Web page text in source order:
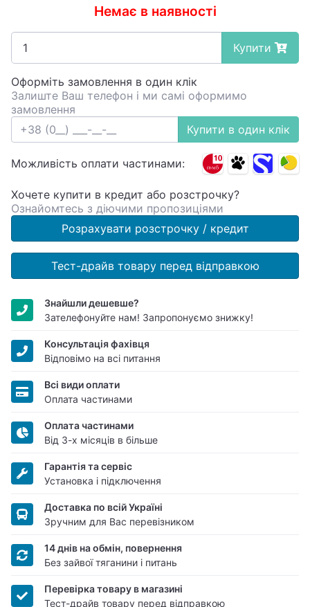
Немає в наявності
Купити
Оформіть замовлення в один клік
Залиште Ваш телефон і ми самі оформимо
замовлення
Купити в один клік
Можливість оплати частинами:
Хочете купити в кредит або розстрочку?
Ознайомтесь з діючими пропозиціями
Розрахувати розстрочку / кредит
Тест-драйв товару перед відправкою
Знайшли дешевше?
Зателефонуйте нам! Запропонуємо знижку!
Консультація фахівця
Відповімо на всі питання
Всі види оплати
Оплата частинами
Оплата частинами
Від 3-х місяців в більше
Гарантія та сервіс
Установка і підключення
Доставка по всій Україні
Зручним для Вас перевізником
14 днів на обмін, повернення
Без зайвої тяганини і питань
Перевірка товару в магазині
Тест-драйв товару перед відправкою